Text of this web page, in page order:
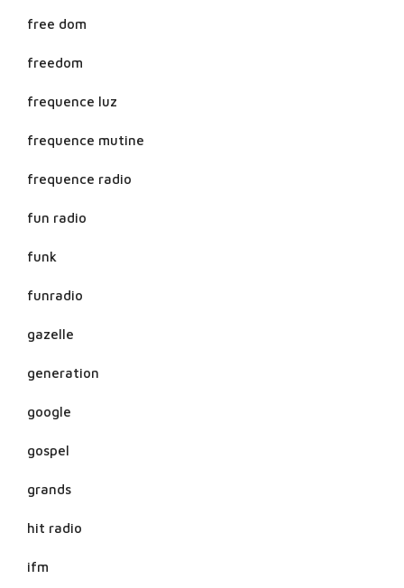
free dom
freedom
frequence luz
frequence mutine
frequence radio
fun radio
funk
funradio
gazelle
generation
google
gospel
grands
hit radio
ifm